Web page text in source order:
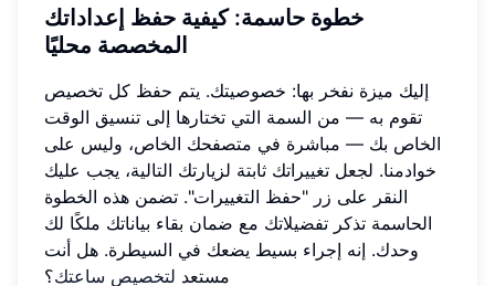
خطوة حاسمة: كيفية حفظ إعداداتك
المخصصة محليًا
إليك ميزة نفخر بها: خصوصيتك. يتم حفظ كل تخصيص
تقوم به — من السمة التي تختارها إلى تنسيق الوقت
الخاص بك — مباشرة في متصفحك الخاص، وليس على
خوادمنا. لجعل تغييراتك ثابتة لزيارتك التالية، يجب عليك
النقر على زر "حفظ التغييرات". تضمن هذه الخطوة
الحاسمة تذكر تفضيلاتك مع ضمان بقاء بياناتك ملكًا لك
وحدك. إنه إجراء بسيط يضعك في السيطرة. هل أنت
مستعد لتخصيص ساعتك؟